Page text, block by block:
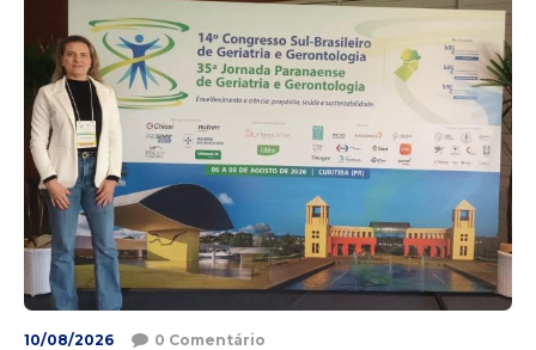
10/08/2026 0 Comentário